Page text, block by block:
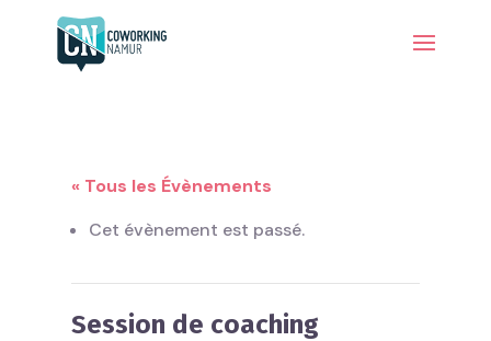
« Tous les Évènements
Cet évènement est passé.
Session de coaching